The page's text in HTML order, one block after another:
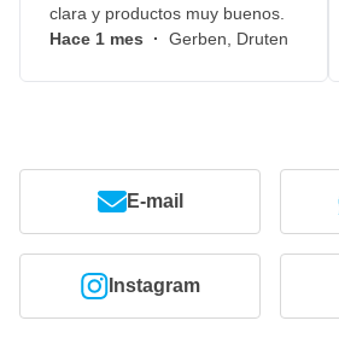
clara y productos muy buenos.
Hace 1 mes · Gerben, Druten
E-mail
Instagram